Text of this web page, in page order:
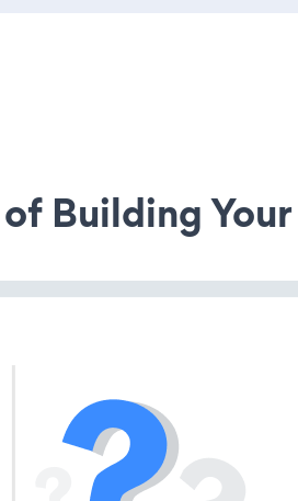
Building